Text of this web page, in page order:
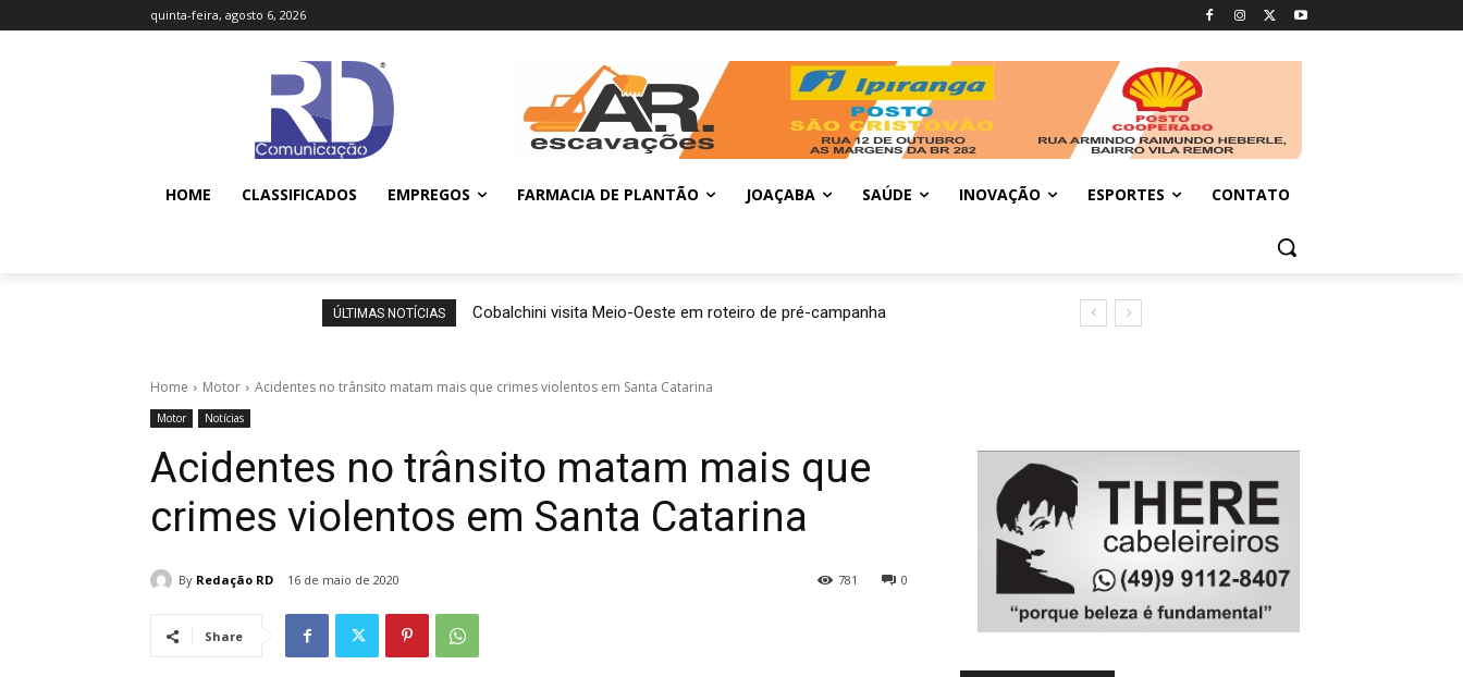
quinta-feira, agosto 6, 2026
HOME CLASSIFICADOS EMPREGOS FARMACIA DE PLANTÃO JOAÇABA SAÚDE INOVAÇÃO ESPORTES CONTATO
ÚLTIMAS NOTÍCIAS Cobalchini visita Meio-Oeste em roteiro de pré-campanha
Home Motor Acidentes no trânsito matam mais que crimes violentos em Santa Catarina
Motor Notícias
Acidentes no trânsito matam mais que
crimes violentos em Santa Catarina
By Redação RD 16 de maio de 2020 0
781
Share